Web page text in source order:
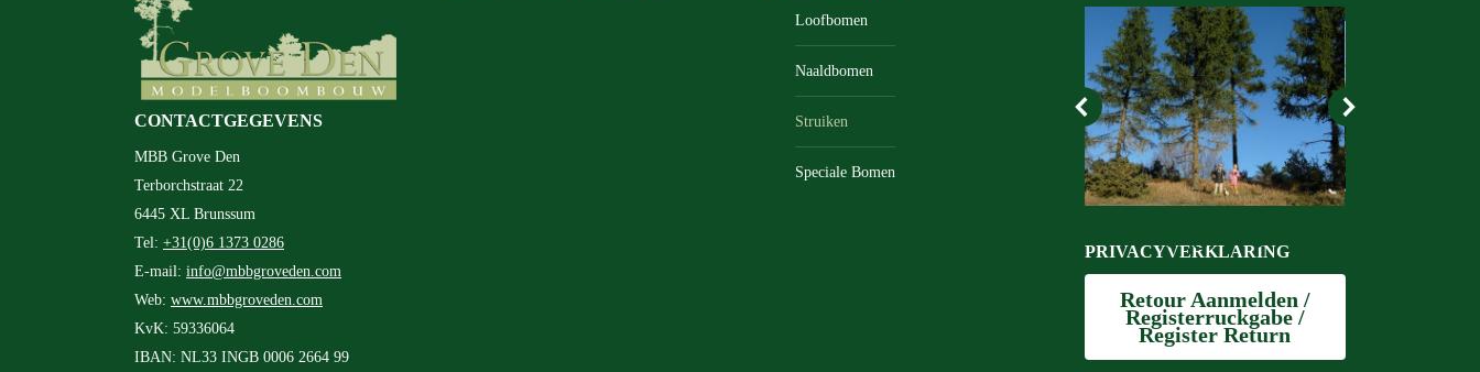
CONTACTGEGEVENS
MBB Grove Den
Terborchstraat 22
6445 XL Brunssum
Tel: +31(0)6 1373 0286
E-mail: info@mbbgroveden.com
Web: www.mbbgroveden.com
KvK: 59336064
IBAN: NL33 INGB 0006 2664 99
Loofbomen
Naaldbomen
Struiken
Speciale Bomen
PRIVACYVERKLARING
Retour Aanmelden /
Registerruckgabe /
Register Return